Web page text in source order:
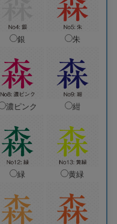
銀 朱
濃ピンク 紺
緑 黄緑